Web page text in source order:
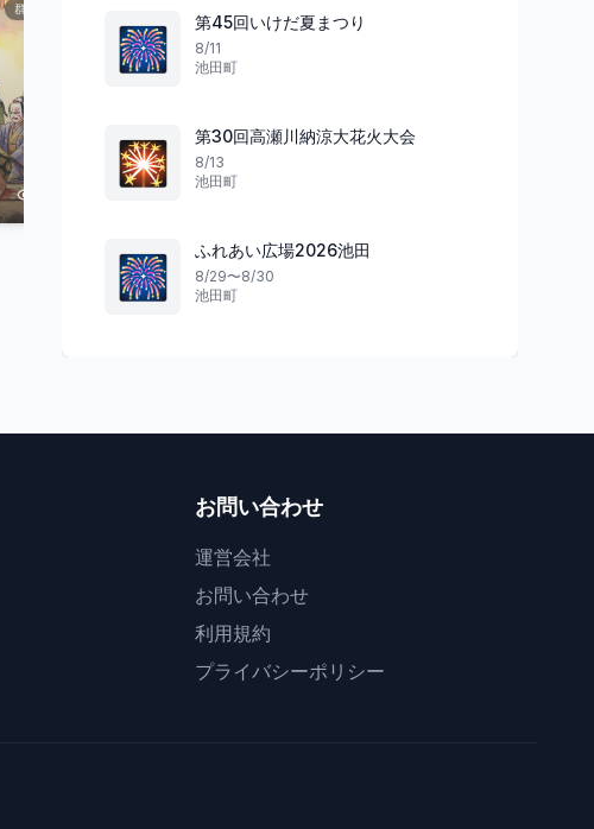
群馬県
踊る夏の花火
せり込み蝶六踊り街流し
🎆
第45回いけだ夏まつり
8/11
池田町
🎇
第30回高瀬川納涼大花火大会
8/13
池田町
🎆
ふれあい広場2026池田
8/29〜8/30
池田町
お問い合わせ
運営会社
お問い合わせ
利用規約
プライバシーポリシー